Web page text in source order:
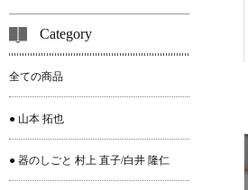
Category
全ての商品
● 山本 拓也
● 器のしごと 村上 直子/白井 隆仁